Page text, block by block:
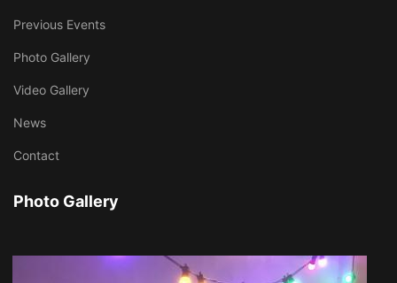
Previous Events
Photo Gallery
Video Gallery
News
Contact
Photo Gallery